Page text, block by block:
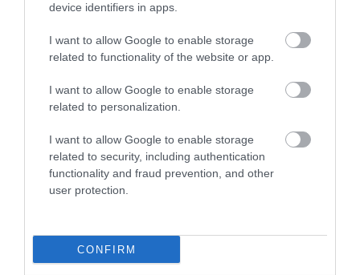
device identifiers in apps.
I want to allow Google to enable storage
related to functionality of the website or app.
I want to allow Google to enable storage
related to personalization.
I want to allow Google to enable storage
related to security, including authentication
functionality and fraud prevention, and other
user protection.
CONFIRM
TÖBB MINT EGY HÓNAP IS LEHET, MIRE
2026. augusztus 07|Mindenki ügye
TANULJ NÉMETÜL OTTHONRÓL: A
DIGITÁLIS TANULÁS ELŐNYEI
ÚJRAINDULNAK A KORÁBBAN